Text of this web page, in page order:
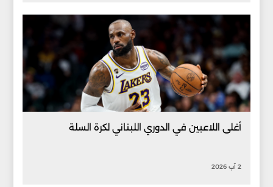
أغلى اللاعبين في الدوري اللبناني لكرة السلة
2 آب 2026